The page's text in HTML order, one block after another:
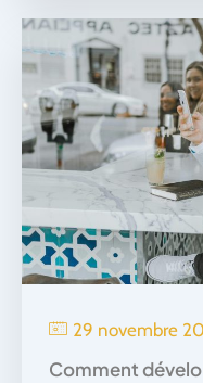
29 novembre
Comment